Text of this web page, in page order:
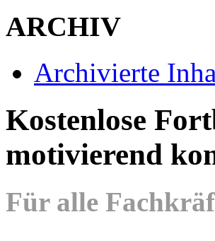
ARCHIV
Archivierte
Kostenlose
motivierend
Für alle